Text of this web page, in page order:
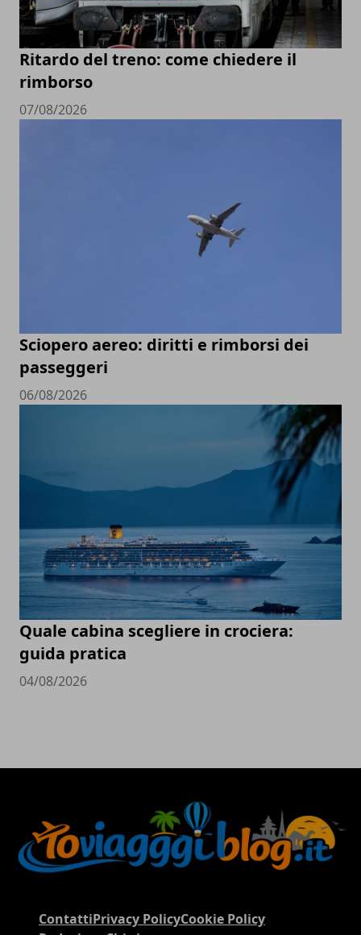
Ritardo del treno: come chiedere il
rimborso
07/08/2026
Sciopero aereo: diritti e rimborsi dei
passeggeri
06/08/2026
Quale cabina scegliere in crociera:
guida pratica
04/08/2026
ContattiPrivacy PolicyCookie Policy